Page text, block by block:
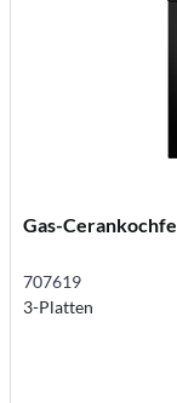
Gas-
707619
3-Platten